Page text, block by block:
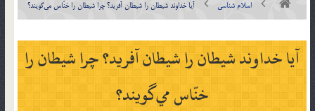
اسلام شناسی آيا خداوند شيطان را شيطان آفريد؟ چرا شيطان را خنّاس مي‎گويند؟
آيا خداوند شيطان را شيطان آفريد؟ چرا شيطان را
خنّاس مي‎گويند؟